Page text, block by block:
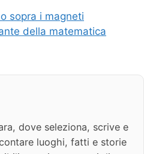
sopra i magneti
della matematica
dove seleziona, scrive e
luoghi, fatti e storie